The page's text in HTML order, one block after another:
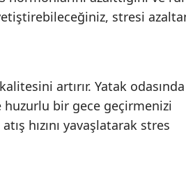
stresi
artırır. Yatak odasında
huzurlu bir gece geçirmenizi
hızını yavaşlatarak stres